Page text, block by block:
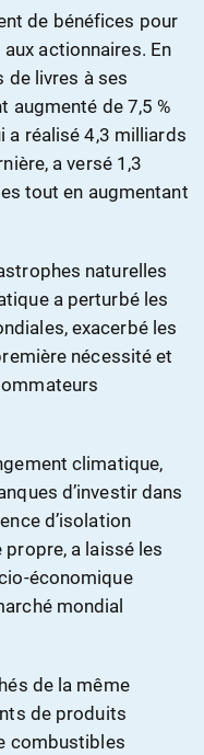
de bénéfices pour
actionnaires. En
de livres à ses
augmenté de 7,5 %
a réalisé 4,3 milliards
a versé 1,3
tout en augmentant
naturelles
a perturbé les
exacerbé les
nécessité et
climatique,
d’investir dans
d’isolation
propre, a laissé les
économique
mondial
de la même
de produits
combustibles